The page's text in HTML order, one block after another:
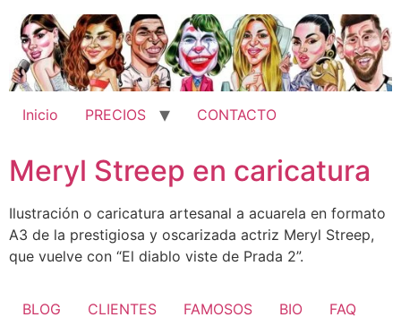
contenido
Inicio PRECIOS CONTACTO
Meryl Streep en caricatura
Ilustración o caricatura artesanal a acuarela en formato
A3 de la prestigiosa y oscarizada actriz Meryl Streep,
que vuelve con “El diablo viste de Prada 2”.
BLOG CLIENTES FAMOSOS BIO FAQ